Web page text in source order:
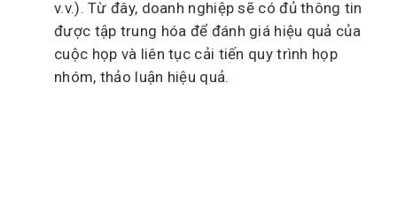
v.v.). Từ đây, doanh nghiệp sẽ có đủ thông tin
được tập trung hóa để đánh giá hiệu quả của
cuộc họp và liên tục cải tiến quy trình họp
nhóm, thảo luận hiệu quả.